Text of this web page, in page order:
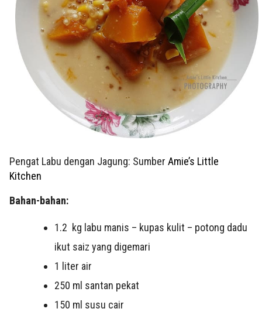
Pengat Labu dengan Jagung: Sumber Amie’s Little
Kitchen
Bahan-bahan:
1.2 kg labu manis – kupas kulit – potong dadu
ikut saiz yang digemari
1 liter air
250 ml santan pekat
150 ml susu cair